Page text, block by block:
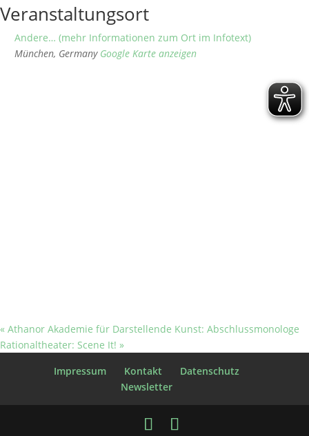
Veranstaltungsort
Andere… (mehr Informationen zum Ort im Infotext)
München, Germany Google Karte anzeigen
« Athanor Akademie für Darstellende Kunst: Abschlussmonologe
Rationaltheater: Scene It! »
Impressum
Kontakt
Datenschutz
Newsletter